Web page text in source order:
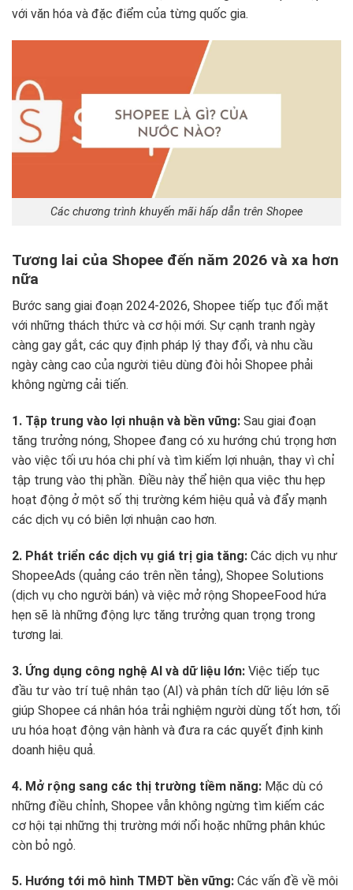
với văn hóa và đặc điểm của từng quốc gia.
Các chương trình khuyến mãi hấp dẫn trên Shopee
Tương lai của Shopee đến năm 2026 và xa hơn
nữa
Bước sang giai đoạn 2024-2026, Shopee tiếp tục đối mặt
với những thách thức và cơ hội mới. Sự cạnh tranh ngày
càng gay gắt, các quy định pháp lý thay đổi, và nhu cầu
ngày càng cao của người tiêu dùng đòi hỏi Shopee phải
không ngừng cải tiến.
1. Tập trung vào lợi nhuận và bền vững: Sau giai đoạn
tăng trưởng nóng, Shopee đang có xu hướng chú trọng hơn
vào việc tối ưu hóa chi phí và tìm kiếm lợi nhuận, thay vì chỉ
tập trung vào thị phần. Điều này thể hiện qua việc thu hẹp
hoạt động ở một số thị trường kém hiệu quả và đẩy mạnh
các dịch vụ có biên lợi nhuận cao hơn.
2. Phát triển các dịch vụ giá trị gia tăng: Các dịch vụ như
ShopeeAds (quảng cáo trên nền tảng), Shopee Solutions
(dịch vụ cho người bán) và việc mở rộng ShopeeFood hứa
hẹn sẽ là những động lực tăng trưởng quan trọng trong
tương lai.
3. Ứng dụng công nghệ AI và dữ liệu lớn: Việc tiếp tục
đầu tư vào trí tuệ nhân tạo (AI) và phân tích dữ liệu lớn sẽ
giúp Shopee cá nhân hóa trải nghiệm người dùng tốt hơn, tối
ưu hóa hoạt động vận hành và đưa ra các quyết định kinh
doanh hiệu quả.
4. Mở rộng sang các thị trường tiềm năng: Mặc dù có
những điều chỉnh, Shopee vẫn không ngừng tìm kiếm các
cơ hội tại những thị trường mới nổi hoặc những phân khúc
còn bỏ ngỏ.
5. Hướng tới mô hình TMĐT bền vững: Các vấn đề về môi